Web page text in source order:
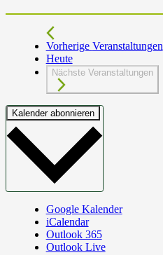
Vorherige Veranstaltungen
Heute
Nächste Veranstaltungen
Kalender abonnieren
Google Kalender
iCalendar
Outlook 365
Outlook Live